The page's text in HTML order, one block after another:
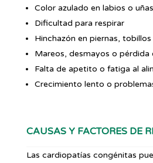
Color azulado en labios o uñas
Dificultad para respirar
Hinchazón en piernas,
Mareos, desmayos o pérdida
Falta de apetito o fatiga al
Crecimiento lento o
CAUSAS Y FACTORES DE
Las cardiopatías congénitas